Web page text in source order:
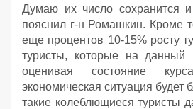
Думаю их число сохранится
пояснил г-н Ромашкин. Кроме
еще процентов 10-15% росту
туристы, которые на данный
оценивая состояние
экономическая ситуация будет
такие колеблющиеся туристы